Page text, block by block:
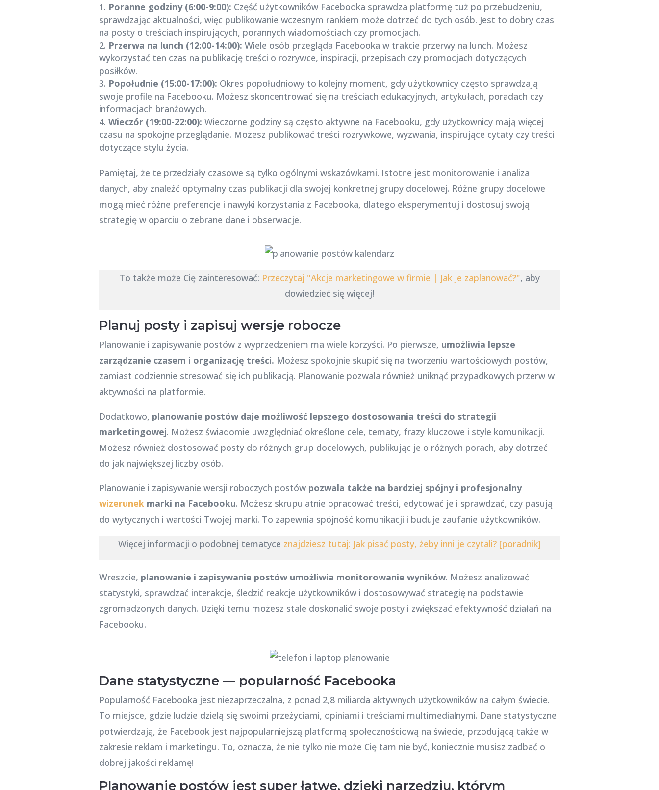
Poranne godziny (6:00-9:00): Część użytkowników Facebooka sprawdza platformę tuż po przebudzeniu,
sprawdzając aktualności, więc publikowanie wczesnym rankiem może dotrzeć do tych osób. Jest to dobry czas
na posty o treściach inspirujących, porannych wiadomościach czy promocjach.
Przerwa na lunch (12:00-14:00): Wiele osób przegląda Facebooka w trakcie przerwy na lunch. Możesz
wykorzystać ten czas na publikację treści o rozrywce, inspiracji, przepisach czy promocjach dotyczących
posiłków.
Popołudnie (15:00-17:00): Okres popołudniowy to kolejny moment, gdy użytkownicy często sprawdzają
swoje profile na Facebooku. Możesz skoncentrować się na treściach edukacyjnych, artykułach, poradach czy
informacjach branżowych.
Wieczór (19:00-22:00): Wieczorne godziny są często aktywne na Facebooku, gdy użytkownicy mają więcej
czasu na spokojne przeglądanie. Możesz publikować treści rozrywkowe, wyzwania, inspirujące cytaty czy treści
dotyczące stylu życia.
Pamiętaj, że te przedziały czasowe są tylko ogólnymi wskazówkami. Istotne jest monitorowanie i analiza
danych, aby znaleźć optymalny czas publikacji dla swojej konkretnej grupy docelowej. Różne grupy docelowe
mogą mieć różne preferencje i nawyki korzystania z Facebooka, dlatego eksperymentuj i dostosuj swoją
strategię w oparciu o zebrane dane i obserwacje.
To także może Cię zainteresować: Przeczytaj "Akcje marketingowe w firmie | Jak je zaplanować?", aby
dowiedzieć się więcej!
Planuj posty i zapisuj wersje robocze
Planowanie i zapisywanie postów z wyprzedzeniem ma wiele korzyści. Po pierwsze, umożliwia lepsze
zarządzanie czasem i organizację treści. Możesz spokojnie skupić się na tworzeniu wartościowych postów,
zamiast codziennie stresować się ich publikacją. Planowanie pozwala również uniknąć przypadkowych przerw w
aktywności na platformie.
Dodatkowo, planowanie postów daje możliwość lepszego dostosowania treści do strategii
marketingowej. Możesz świadomie uwzględniać określone cele, tematy, frazy kluczowe i style komunikacji.
Możesz również dostosować posty do różnych grup docelowych, publikując je o różnych porach, aby dotrzeć
do jak największej liczby osób.
Planowanie i zapisywanie wersji roboczych postów pozwala także na bardziej spójny i profesjonalny
wizerunekmarki na Facebooku. Możesz skrupulatnie opracować treści, edytować je i sprawdzać, czy pasują
do wytycznych i wartości Twojej marki. To zapewnia spójność komunikacji i buduje zaufanie użytkowników.
Więcej informacji o podobnej tematyce znajdziesz tutaj: Jak pisać posty, żeby inni je czytali? [poradnik]
Wreszcie, planowanie i zapisywanie postów umożliwia monitorowanie wyników. Możesz analizować
statystyki, sprawdzać interakcje, śledzić reakcje użytkowników i dostosowywać strategię na podstawie
zgromadzonych danych. Dzięki temu możesz stale doskonalić swoje posty i zwiększać efektywność działań na
Facebooku.
Dane statystyczne — popularność Facebooka
Popularność Facebooka jest niezaprzeczalna, z ponad 2,8 miliarda aktywnych użytkowników na całym świecie.
To miejsce, gdzie ludzie dzielą się swoimi przeżyciami, opiniami i treściami multimedialnymi. Dane statystyczne
potwierdzają, że Facebook jest najpopularniejszą platformą społecznościową na świecie, przodującą także w
zakresie reklam i marketingu. To, oznacza, że nie tylko nie może Cię tam nie być, koniecznie musisz zadbać o
dobrej jakości reklamę!
Planowanie postów jest super łatwe, dzięki narzędziu, którym